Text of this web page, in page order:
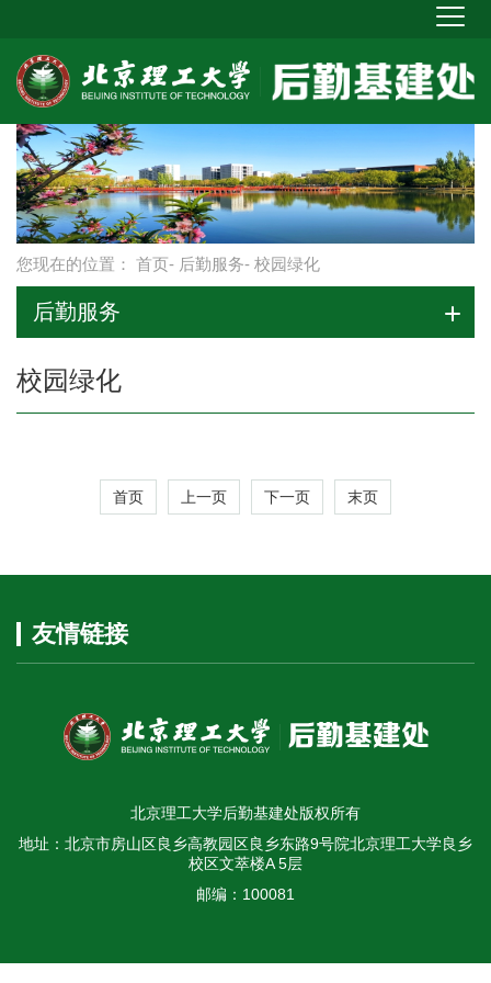
您现在的位置： 首页- 后勤服务- 校园绿化
后勤服务
校园绿化
首页 上一页 下一页 末页
友情链接
北京理工大学后勤基建处版权所有
地址：北京市房山区良乡高教园区良乡东路9号院北京理工大学良乡
校区文萃楼A 5层
邮编：100081